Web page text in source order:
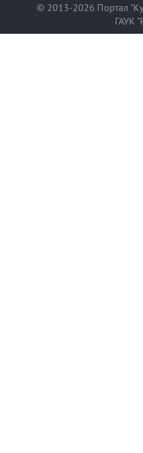
© 2013-2026 Портал
ГАУК